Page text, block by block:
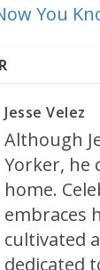
You
Jesse Velez
Although
Yorker, he
home.
embraces
cultivated
dedicated